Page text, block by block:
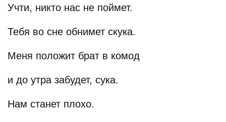
Учти, никто нас не поймет.
Тебя во сне обнимет скука.
Меня положит брат в комод
и до утра забудет, сука.
Нам станет плохо.